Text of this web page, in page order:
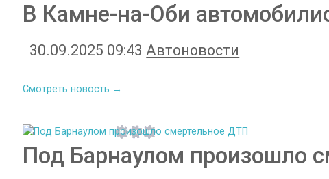
В Камне-на-Оби
30.09.2025 09:43Автоновости
Смотреть новость →
Под Барнаулом произошло